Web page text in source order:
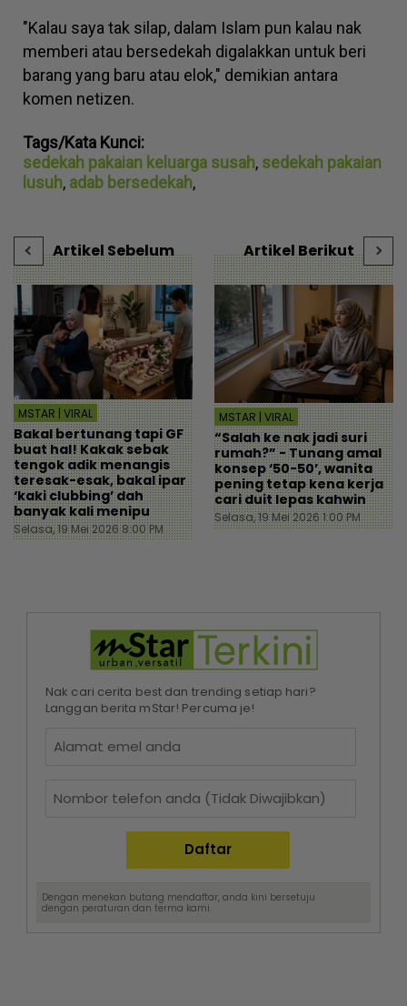
"Kalau saya tak silap, dalam Islam pun kalau nak
memberi atau bersedekah digalakkan untuk beri
barang yang baru atau elok," demikian antara
komen netizen.
Tags/Kata Kunci:
sedekah pakaian keluarga susah, sedekah pakaian
lusuh, adab bersedekah,
Artikel Sebelum
MSTAR | VIRAL
Bakal bertunang tapi GF
buat hal! Kakak sebak
tengok adik menangis
teresak-esak, bakal ipar
‘kaki clubbing’ dah
banyak kali menipu
Selasa, 19 Mei 2026 8:00 PM
Artikel Berikut
MSTAR | VIRAL
“Salah ke nak jadi suri
rumah?” - Tunang amal
konsep ‘50-50’, wanita
pening tetap kena kerja
cari duit lepas kahwin
Selasa, 19 Mei 2026 1:00 PM
Nak cari cerita best dan trending setiap hari?
Langgan berita mStar! Percuma je!
Dengan menekan butang mendaftar, anda kini bersetuju
dengan peraturan dan terma kami.